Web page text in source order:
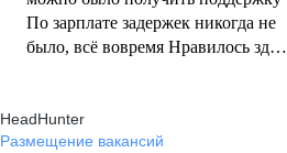
По зарплате задержек никогда не
было, всё вовремя Нравилось здесь
направлений
HeadHunter
Размещение вакансий